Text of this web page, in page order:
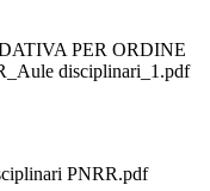
PER ORDINE
disciplinari_1.pdf
PNRR.pdf